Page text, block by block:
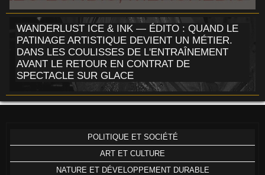
WANDERLUST ICE & INK — ÉDITO : QUAND LE
PATINAGE ARTISTIQUE DEVIENT UN MÉTIER.
DANS LES COULISSES DE L'ENTRAÎNEMENT
AVANT LE RETOUR EN CONTRAT DE
SPECTACLE SUR GLACE
POLITIQUE ET SOCIÉTÉ
ART ET CULTURE
NATURE ET DÉVELOPPEMENT DURABLE